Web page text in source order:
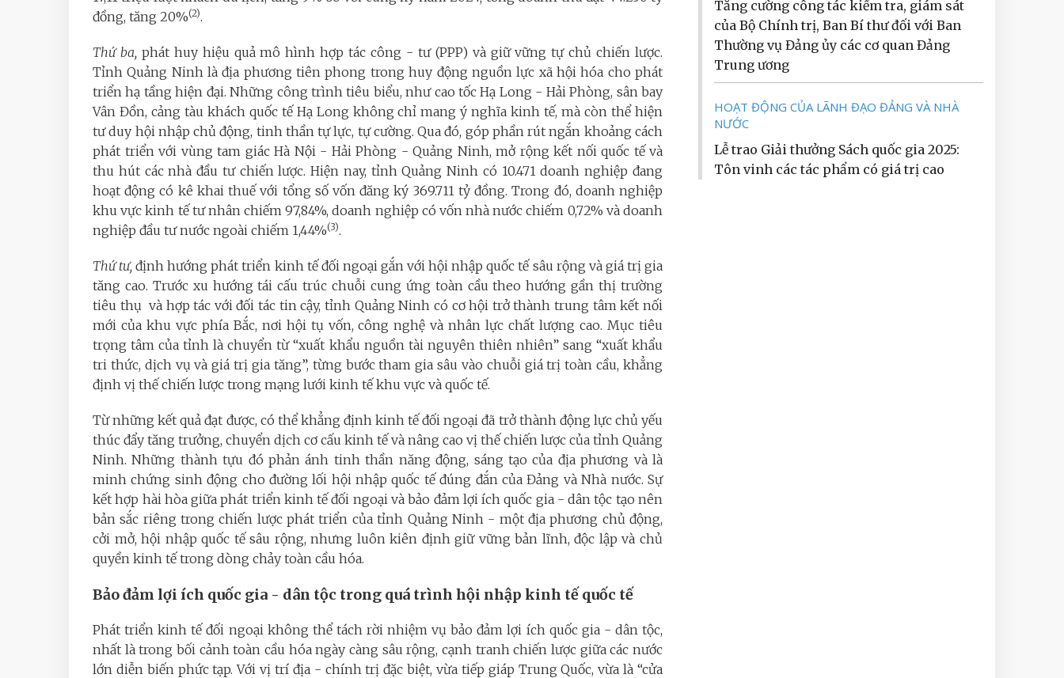
đồng, tăng 20%(2).
Thứ ba,phát huy hiệu quả mô hình hợp tác công - tư (PPP) và giữ vững tự chủ chiến lược.
Tỉnh Quảng Ninh là địa phương tiên phong trong huy động nguồn lực xã hội hóa cho phát
triển hạ tầng hiện đại. Những công trình tiêu biểu, như cao tốc Hạ Long - Hải Phòng, sân bay
Vân Đồn, cảng tàu khách quốc tế Hạ Long không chỉ mang ý nghĩa kinh tế, mà còn thể hiện
tư duy hội nhập chủ động, tinh thần tự lực, tự cường. Qua đó, góp phần rút ngắn khoảng cách
phát triển với vùng tam giác Hà Nội - Hải Phòng - Quảng Ninh, mở rộng kết nối quốc tế và
thu hút các nhà đầu tư chiến lược. Hiện nay, tỉnh Quảng Ninh có 10.471 doanh nghiệp đang
hoạt động có kê khai thuế với tổng số vốn đăng ký 369.711 tỷ đồng. Trong đó, doanh nghiệp
khu vực kinh tế tư nhân chiếm 97,84%, doanh nghiệp có vốn nhà nước chiếm 0,72% và doanh
nghiệp đầu tư nước ngoài chiếm 1,44%(3).
Thứ tư, định hướng phát triển kinh tế đối ngoại gắn với hội nhập quốc tế sâu rộng và giá trị gia
tăng cao. Trước xu hướng tái cấu trúc chuỗi cung ứng toàn cầu theo hướng gần thị trường
tiêu thụ và hợp tác với đối tác tin cậy, tỉnh Quảng Ninh có cơ hội trở thành trung tâm kết nối
mới của khu vực phía Bắc, nơi hội tụ vốn, công nghệ và nhân lực chất lượng cao. Mục tiêu
trọng tâm của tỉnh là chuyển từ “xuất khẩu nguồn tài nguyên thiên nhiên” sang “xuất khẩu
tri thức, dịch vụ và giá trị gia tăng”, từng bước tham gia sâu vào chuỗi giá trị toàn cầu, khẳng
định vị thế chiến lược trong mạng lưới kinh tế khu vực và quốc tế.
Từ những kết quả đạt được, có thể khẳng định kinh tế đối ngoại đã trở thành động lực chủ yếu
thúc đẩy tăng trưởng, chuyển dịch cơ cấu kinh tế và nâng cao vị thế chiến lược của tỉnh Quảng
Ninh. Những thành tựu đó phản ánh tinh thần năng động, sáng tạo của địa phương và là
minh chứng sinh động cho đường lối hội nhập quốc tế đúng đắn của Đảng và Nhà nước. Sự
kết hợp hài hòa giữa phát triển kinh tế đối ngoại và bảo đảm lợi ích quốc gia - dân tộc tạo nên
bản sắc riêng trong chiến lược phát triển của tỉnh Quảng Ninh - một địa phương chủ động,
cởi mở, hội nhập quốc tế sâu rộng, nhưng luôn kiên định giữ vững bản lĩnh, độc lập và chủ
quyền kinh tế trong dòng chảy toàn cầu hóa.
Bảo đảm lợi ích quốc gia - dân tộc trong quá trình hội nhập kinh tế quốc tế
Phát triển kinh tế đối ngoại không thể tách rời nhiệm vụ bảo đảm lợi ích quốc gia - dân tộc,
nhất là trong bối cảnh toàn cầu hóa ngày càng sâu rộng, cạnh tranh chiến lược giữa các nước
lớn diễn biến phức tạp. Với vị trí địa - chính trị đặc biệt, vừa tiếp giáp Trung Quốc, vừa là “cửa
Tăng cường công tác kiểm tra, giám sát
của Bộ Chính trị, Ban Bí thư đối với Ban
Thường vụ Đảng ủy các cơ quan Đảng
Trung ương
HOẠT ĐỘNG CỦA LÃNH ĐẠO ĐẢNG VÀ NHÀ
NƯỚC
Lễ trao Giải thưởng Sách quốc gia 2025:
Tôn vinh các tác phẩm có giá trị cao